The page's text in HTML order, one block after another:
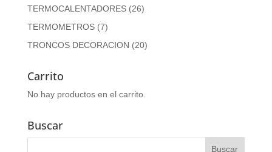
TERMOCALENTADORES (26)
TERMOMETROS (7)
TRONCOS DECORACION (20)
Carrito
No hay productos en el carrito.
Buscar